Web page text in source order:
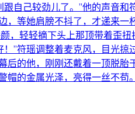
自己较劲儿了。”他的声音
等她肩膀不抖了，才递来
轻轻摘下头上那顶带着歪
”符瑶调整着麦克风，目光
的他，刚刚还戴着一顶脱
的金属光泽，亮得一丝不